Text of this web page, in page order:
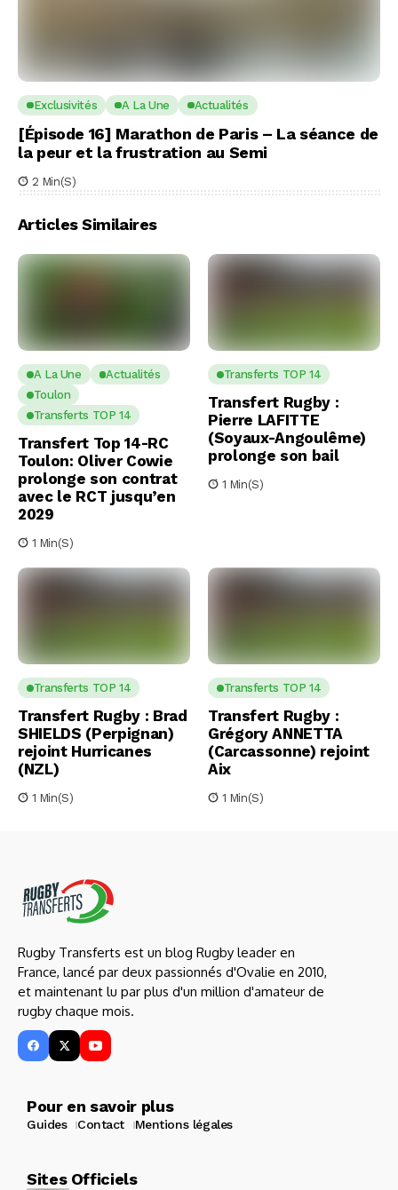
Exclusivités A La Une Actualités
[Épisode 16] Marathon de Paris – La séance de
la peur et la frustration au Semi
2 Min(s)
Articles Similaires
A La Une
Actualités
Toulon
Transferts TOP 14
Transfert Top 14-RC
Toulon: Oliver Cowie
prolonge son contrat
avec le RCT jusqu’en
2029
1 Min(s)
Transferts TOP 14
Transfert Rugby :
Pierre LAFITTE
(Soyaux-Angoulême)
prolonge son bail
1 Min(s)
Transferts TOP 14
Transfert Rugby : Brad
SHIELDS (Perpignan)
rejoint Hurricanes
(NZL)
1 Min(s)
Transferts TOP 14
Transfert Rugby :
Grégory ANNETTA
(Carcassonne) rejoint
Aix
1 Min(s)
Rugby Transferts est un blog Rugby leader en
France, lancé par deux passionnés d'Ovalie en 2010,
et maintenant lu par plus d'un million d'amateur de
rugby chaque mois.
Pour en savoir plus
Guides Contact Mentions légales
Sites Officiels